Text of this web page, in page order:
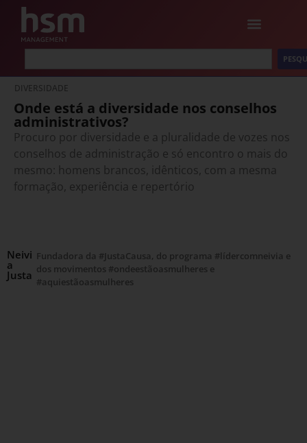
DIVERSIDADE
Onde está a diversidade nos conselhos
administrativos?
Procuro por diversidade e a pluralidade de vozes nos
conselhos de administração e só encontro o mais do
mesmo: homens brancos, idênticos, com a mesma
formação, experiência e repertório
Neivi
a
Justa
Fundadora da #JustaCausa, do programa #lídercomneivia e
dos movimentos #ondeestãoasmulheres e
#aquiestãoasmulheres